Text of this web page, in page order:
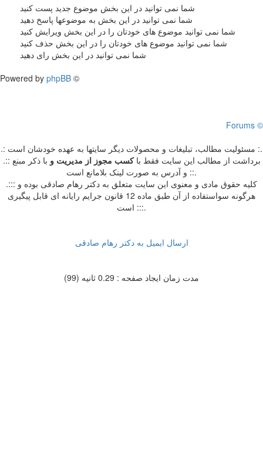
شما نمی توانید در این بخش موضوع جدید پست کنید
شما نمی توانید در این بخش به موضوعها پاسخ دهید
شما نمی توانید موضوع های خودتان را در این بخش ویرایش کنید
شما نمی توانید موضوع های خودتان را در این بخش حذف کنید
شما نمی توانید در این بخش رای دهید
Powered by phpBB ©
Forums ©
.: مسئوليت مطالب، تبليغات و محصولات ديگر سايتها به عهده خودشان است :.
.:: برداشت از مطالب اين سايت فقط باکسب مجوز از مدیریت و با ذکر مبنع
و آدرس به صورت لینک بلامانع است ::.
.::: کلیه حقوق مادی و معنوی این سایت متعلق به دکتر رهام صادقی بوده و
هرگونه سواستفاده از آن طبق ماده 12 قانون جرایم رایانه ای قابل پیگیری
است :::.
ارسال ایمیل به دکتر رهام صادقی
مدت زمان ایجاد صفحه : 0.29 ثانیه (99)